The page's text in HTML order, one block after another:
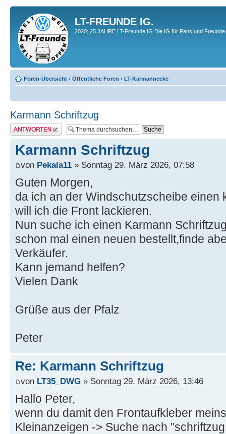
LT-FREUNDE IG.
2020; 25 JAHRE LT-Freunde IG.Die IG für Fans und
Foren-Übersicht ‹ Öffentliche Foren ‹ LT-Karmannecke
Karmann Schriftzug
Antwort erstellen
Karmann Schriftzug
von Pekala11 » Sonntag 29. März 2026, 07:58
Guten Morgen,
da ich an der Windschutzscheibe einen
will ich die Front lackieren.
Nun suche ich einen Karmann
schon mal einen neuen bestellt,finde
Verkäufer.
Kann jemand helfen?
Vielen Dank
Grüße aus der Pfalz
Peter
Re: Karmann Schriftzug
von LT35_DWG » Sonntag 29. März 2026, 13:46
Hallo Peter,
wenn du damit den Frontaufkleber
Kleinanzeigen -> Suche nach